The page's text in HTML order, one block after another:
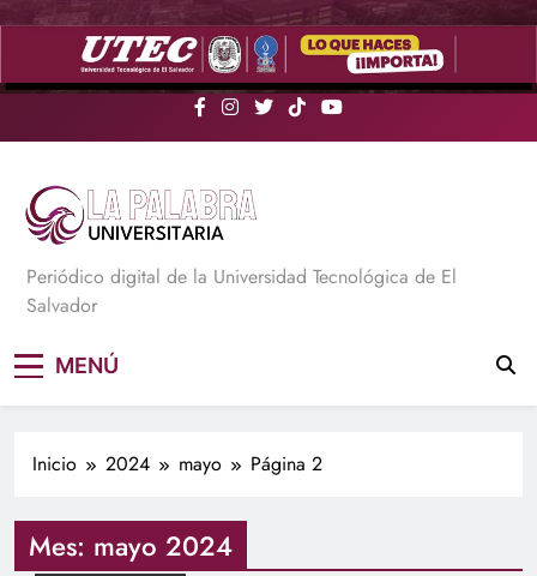
Saltar
La Palabra Universitaria
Periódico digital de la Universidad Tecnológica de El
Salvador
MENÚ
Inicio 2024 mayo Página 2
Mes: mayo 2024